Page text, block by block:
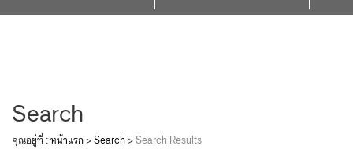
Search
คุณอยู่ที่ :หน้าแรก >Search >Search Results